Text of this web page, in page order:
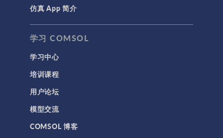
仿真 App 简介
学习 COMSOL
学习中心
培训课程
用户论坛
模型交流
COMSOL 博客